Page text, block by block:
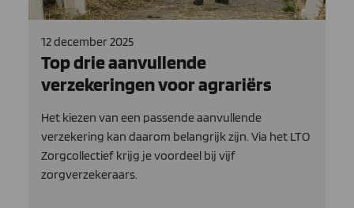
12 december 2025
Top drie aanvullende
verzekeringen voor agrariërs
Het kiezen van een passende aanvullende
verzekering kan daarom belangrijk zijn. Via het LTO
Zorgcollectief krijg je voordeel bij vijf
zorgverzekeraars.